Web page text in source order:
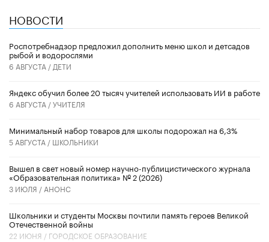
НОВОСТИ
Роспотребнадзор предложил дополнить меню школ и детсадов
рыбой и водорослями
6 АВГУСТА / ДЕТИ
​Яндекс обучил более 20 тысяч учителей использовать ИИ в работе
6 АВГУСТА /УЧИТЕЛЯ
Минимальный набор товаров для школы подорожал на 6,3%
5 АВГУСТА / ШКОЛЬНИКИ
Вышел в свет новый номер научно-публицистического журнала
«Образовательная политика» № 2 (2026)
3 ИЮЛЯ / АНОНС
Школьники и студенты Москвы почтили память героев Великой
Отечественной войны
22 ИЮНЯ / ГОРОДСКОЕ ОБРАЗОВАНИЕ